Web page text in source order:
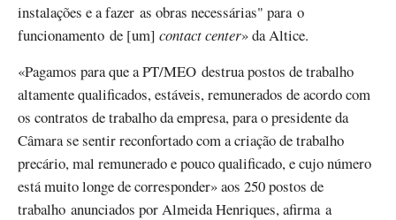
instalações e a fazer as obras necessárias" para o
funcionamento de [um] contact center» da Altice.
«Pagamos para que a PT/MEO destrua postos de trabalho
altamente qualificados, estáveis, remunerados de acordo com
os contratos de trabalho da empresa, para o presidente da
Câmara se sentir reconfortado com a criação de trabalho
precário, mal remunerado e pouco qualificado, e cujo número
está muito longe de corresponder» aos 250 postos de
trabalho anunciados por Almeida Henriques, afirma a